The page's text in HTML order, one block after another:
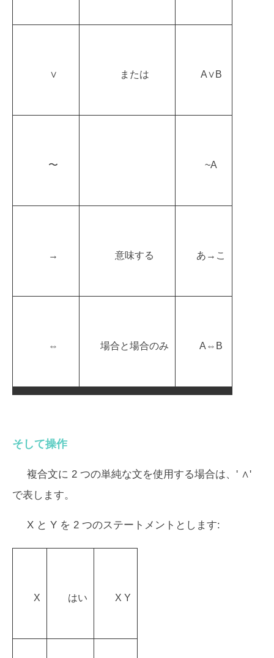
∨ または A∨B
〜 ~A
→ 意味する あ→こ
⇔ 場合と場合のみ A⇔B
そして操作
複合文に 2 つの単純な文を使用する場合は、' ∧'
で表します。
X と Y を 2 つのステートメントとします:
X はい X Y